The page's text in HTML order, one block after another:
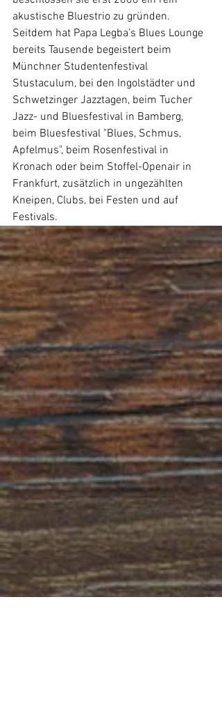
akustische Bluestrio zu gründen.
Seitdem hat Papa Legba’s Blues Lounge
bereits Tausende begeistert beim
Münchner Studentenfestival
Stustaculum, bei den Ingolstädter und
Schwetzinger Jazztagen, beim Tucher
Jazz- und Bluesfestival in Bamberg,
beim Bluesfestival "Blues, Schmus,
Apfelmus", beim Rosenfestival in
Kronach oder beim Stoffel-Openair in
Frankfurt, zusätzlich in ungezählten
Kneipen, Clubs, bei Festen und auf
Festivals.